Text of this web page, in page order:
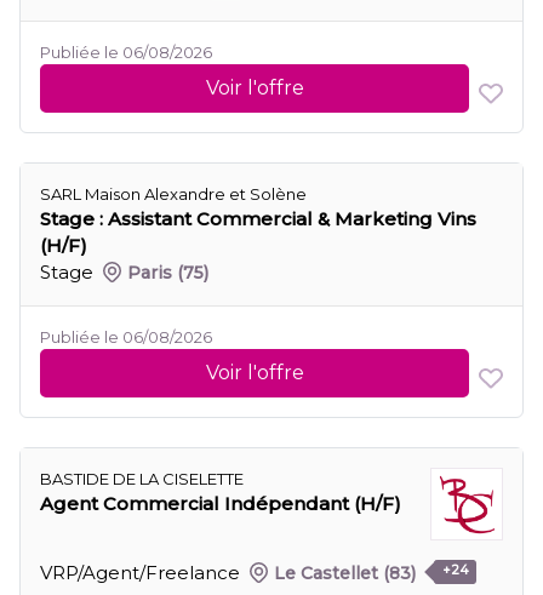
Publiée le 06/08/2026
Voir l'offre
SARL Maison Alexandre et Solène
Stage : Assistant Commercial & Marketing Vins
(H/F)
Stage
Paris (75)
Publiée le 06/08/2026
Voir l'offre
BASTIDE DE LA CISELETTE
Agent Commercial Indépendant (H/F)
VRP/Agent/Freelance Le Castellet (83) +24